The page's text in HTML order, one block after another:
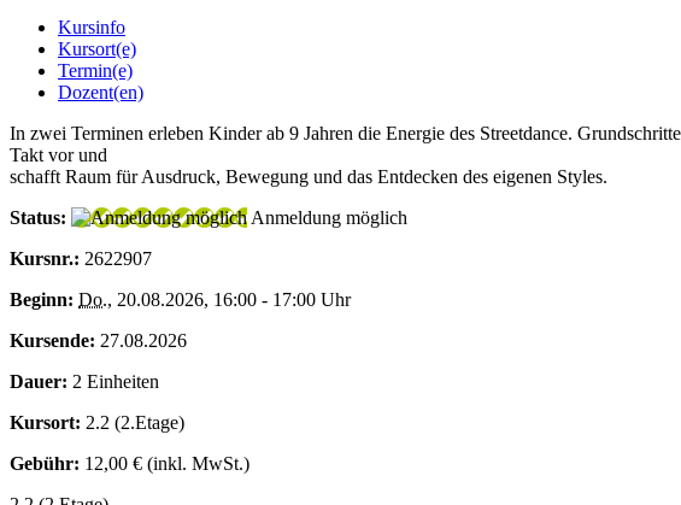
Kursinfo
Kursort(e)
Termin(e)
Dozent(en)
In zwei Terminen erleben Kinder ab 9 Jahren die Energie des Streetdance.
Takt vor und
schafft Raum für Ausdruck, Bewegung und das Entdecken des eigenen Styles.
Status:
Anmeldung möglich
Kursnr.: 2622907
Beginn: Do., 20.08.2026, 16:00 - 17:00 Uhr
Kursende: 27.08.2026
Dauer: 2 Einheiten
Kursort: 2.2 (2.Etage)
Gebühr: 12,00 € (inkl. MwSt.)